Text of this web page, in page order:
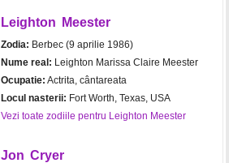
Leighton Meester
Zodia: Berbec (9 aprilie 1986)
Nume real: Leighton Marissa Claire Meester
Ocupatie: Actrita, cântareata
Locul nasterii: Fort Worth, Texas, USA
Vezi toate zodiile pentru Leighton Meester
Jon Cryer